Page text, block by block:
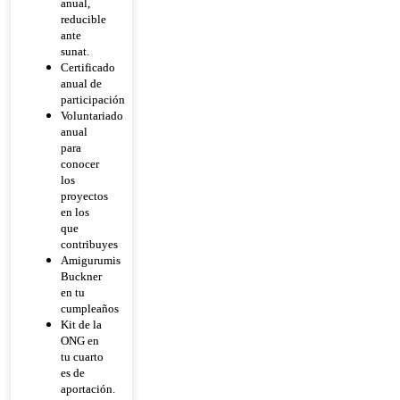
anual,
reducible
ante
sunat.
Certificado
anual de
participación
Voluntariado
anual
para
conocer
los
proyectos
en los
que
contribuyes
Amigurumis
Buckner
en tu
cumpleaños
Kit de la
ONG en
tu cuarto
es de
aportación.